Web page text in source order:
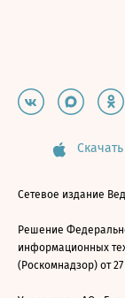
Сетевое издание
Решение
информационных
(Роскомнадзор) от